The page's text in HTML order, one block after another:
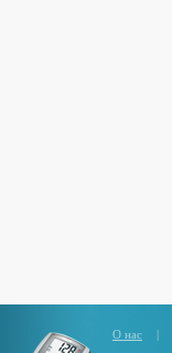
О нас |